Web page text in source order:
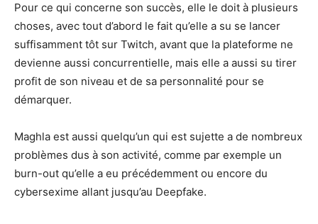
Pour ce qui concerne son succès, elle le doit à plusieurs
choses, avec tout d’abord le fait qu’elle a su se lancer
suffisamment tôt sur Twitch, avant que la plateforme ne
devienne aussi concurrentielle, mais elle a aussi su tirer
profit de son niveau et de sa personnalité pour se
démarquer.
Maghla est aussi quelqu’un qui est sujette a de nombreux
problèmes dus à son activité, comme par exemple un
burn-out qu’elle a eu précédemment ou encore du
cybersexime allant jusqu’au Deepfake.